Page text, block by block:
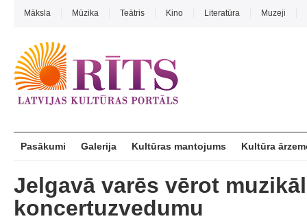
Māksla Mūzika Teātris Kino Literatūra Muzeji
Pasākumi Galerija Kultūras mantojums Kultūra
Jelgavā varēs vērot
koncertuzvedumu